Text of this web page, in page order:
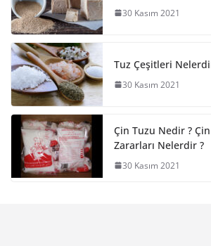
30 Kasım 2021
Tuz Çeşitleri
30 Kasım 2021
Çin Tuzu Nedir ?
Zararları Nelerdir ?
30 Kasım 2021